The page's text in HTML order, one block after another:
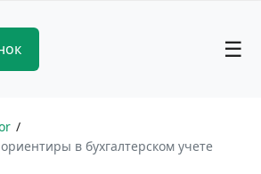
☰
в бухгалтерском учете